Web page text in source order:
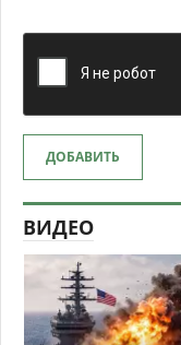
ДОБАВИТЬ
ВИДЕО